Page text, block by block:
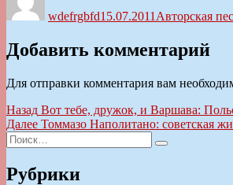
wdefrgbfd15.07.2011 Авторская
Добавить комментарий
Для отправки комментария вам
Навигация
по
записям
Назад Предыдущая
запись:
Вот тебе, дружок, и Варшава:
Далее Следующая
Томмазо Наполитано: советская
Искать:
Поиск
Рубрики